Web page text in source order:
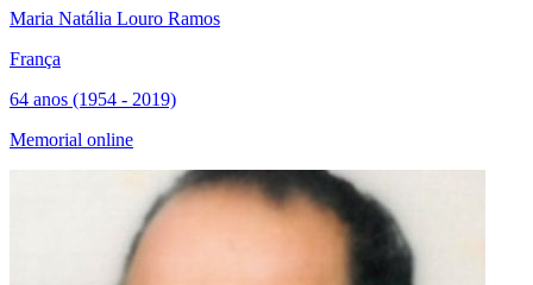
Maria Natália Louro Ramos
França
64 anos (1954 - 2019)
Memorial online